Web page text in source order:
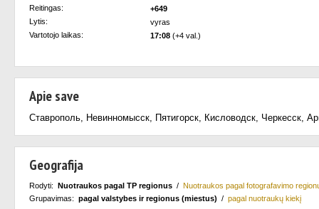
Reitingas:
+649
Lytis:
vyras
Vartotojo laikas:
17:08 (+4 val.)
Apie save
Ставрополь, Невинномысск, Пятигорск, Кисловодск, Черкесск,
Geografija
Rodyti: Nuotraukos pagal TP regionus / Nuotraukos pagal fotografavimo
Grupavimas: pagal valstybes ir regionus (miestus) / pagal nuotraukų kiekį